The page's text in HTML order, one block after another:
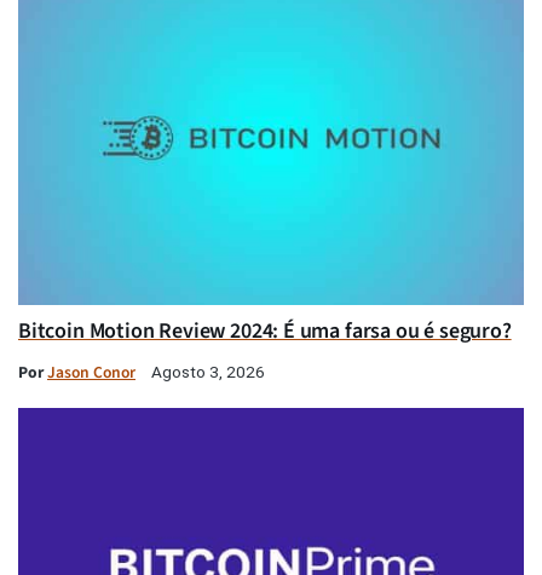
Bitcoin Motion Review 2024: É uma farsa ou é seguro?
PorJason Conor Agosto 3, 2026